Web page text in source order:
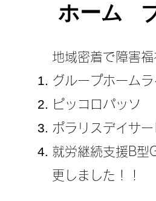
ホーム
地域密着で障害
グループホーム
ピッコロパッソ
ポラリスデイサ
就労継続支援B
更しました！！